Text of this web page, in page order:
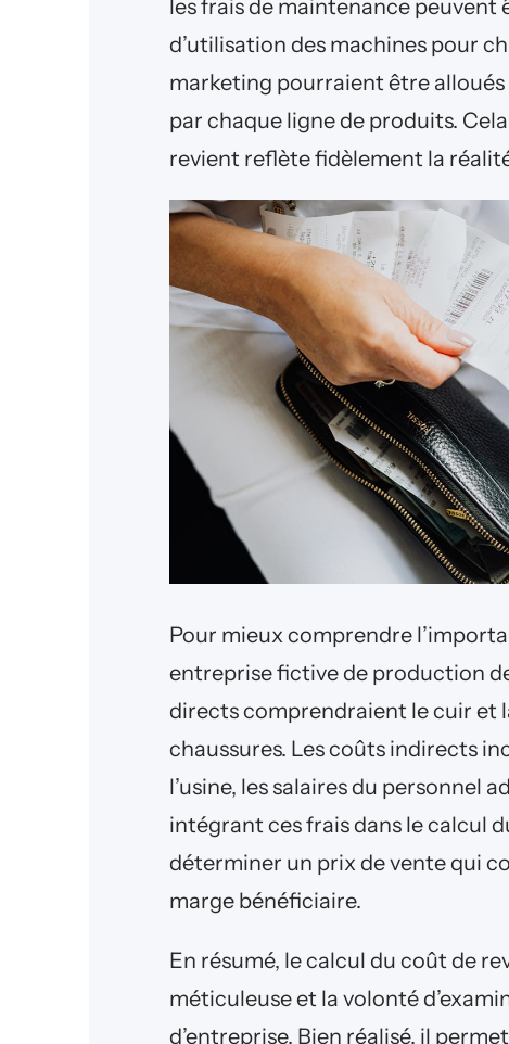
les frais de maintenance
d’utilisation des machines pour
marketing pourraient être
par chaque ligne de produits.
revient reflète fidèlement la
Pour mieux comprendre
entreprise fictive de production
directs comprendraient le cuir et
chaussures. Les coûts indirects
l’usine, les salaires du personnel
intégrant ces frais dans le calcul
déterminer un prix de vente qui
marge bénéficiaire.
En résumé, le calcul du coût de
méticuleuse et la volonté
d’entreprise. Bien réalisé, il